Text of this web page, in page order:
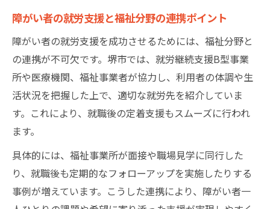
障がい者の就労支援と福祉分野の連携ポイント
障がい者の就労支援を成功させるためには、福祉分野と
の連携が不可欠です。堺市では、就労継続支援B型事業
所や医療機関、福祉事業者が協力し、利用者の体調や生
活状況を把握した上で、適切な就労先を紹介していま
す。これにより、就職後の定着支援もスムーズに行われ
ます。
具体的には、福祉事業所が面接や職場見学に同行した
り、就職後も定期的なフォローアップを実施したりする
事例が増えています。こうした連携により、障がい者一